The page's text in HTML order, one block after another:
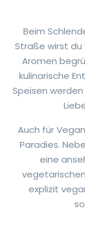
Beim
Straße wirst du
Aromen
kulinarische
Speisen
Auch für
Paradies.
eine
explizit